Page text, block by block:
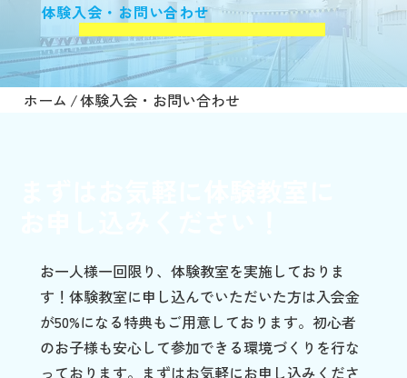
体験入会・お問い合わせ
ホーム /体験入会・お問い合わせ
お一人様一回限り、体験教室を実施しておりま
す！体験教室に申し込んでいただいた方は入会金
が50%になる特典もご用意しております。初心者
のお子様も安心して参加できる環境づくりを行な
っております。まずはお気軽にお申し込みくださ